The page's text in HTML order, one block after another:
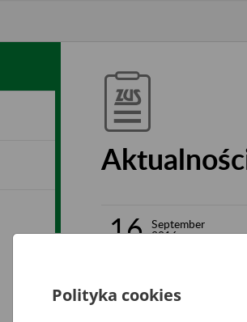
16 September
2016
Polityka cookies